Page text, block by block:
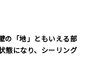
の「地」ともいえる部
態になり、シーリング